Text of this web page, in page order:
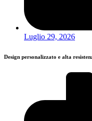
Luglio 29, 2026
Design personalizzato e alta